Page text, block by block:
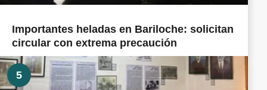
Importantes heladas en Bariloche: solicitan
circular con extrema precaución
5